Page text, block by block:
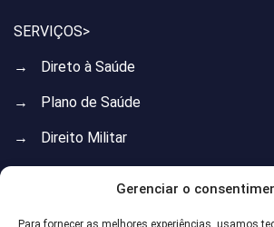
Gerenciar o
Para fornecer as melhores experiências, usamos
SERVIÇOS>
→ Direto à Saúde
→ Plano de Saúde
→ Direito Militar